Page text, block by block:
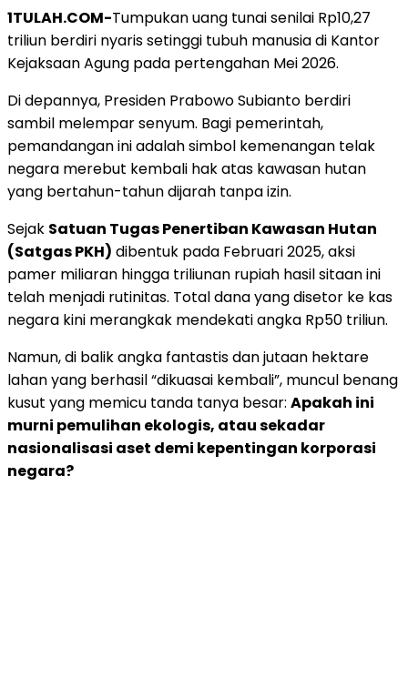
1TULAH.COM-Tumpukan uang tunai senilai Rp10,27
triliun berdiri nyaris setinggi tubuh manusia di Kantor
Kejaksaan Agung pada pertengahan Mei 2026.
Di depannya, Presiden Prabowo Subianto berdiri
sambil melempar senyum. Bagi pemerintah,
pemandangan ini adalah simbol kemenangan telak
negara merebut kembali hak atas kawasan hutan
yang bertahun-tahun dijarah tanpa izin.
Sejak Satuan Tugas Penertiban Kawasan Hutan
(Satgas PKH) dibentuk pada Februari 2025, aksi
pamer miliaran hingga triliunan rupiah hasil sitaan ini
telah menjadi rutinitas. Total dana yang disetor ke kas
negara kini merangkak mendekati angka Rp50 triliun.
Namun, di balik angka fantastis dan jutaan hektare
lahan yang berhasil “dikuasai kembali”, muncul benang
kusut yang memicu tanda tanya besar: Apakah ini
murni pemulihan ekologis, atau sekadar
nasionalisasi aset demi kepentingan korporasi
negara?